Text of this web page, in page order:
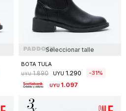
Seleccionar talle
BOTA TULA
UYU 1.890 UYU 1.290 31
UYU 1.097